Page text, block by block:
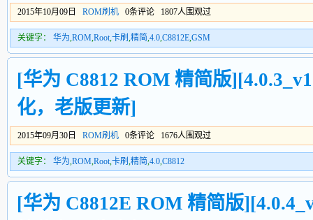
2015年10月09日 ROM刷机 0条评论 1807人围观过
关键字： 华为,ROM,Root,卡刷 ,精简,4.0,C8812E,GSM
[华为 C8812 ROM 精简版
化，老版更新]
2015年09月30日 ROM刷机 0条评论 1676人围观过
关键字： 华为,ROM,Root,卡刷 ,精简,4.0,C8812
[华为 C8812E ROM 精简版